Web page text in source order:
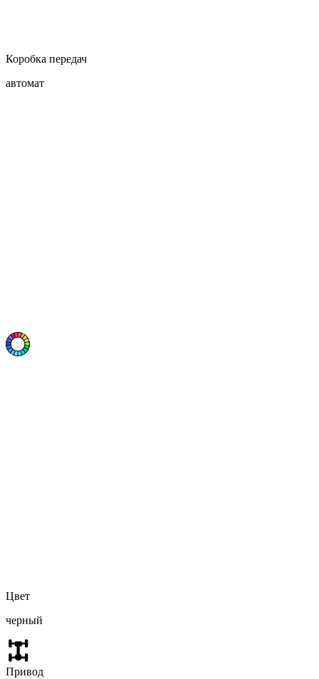
Коробка передач
автомат
Цвет
черный
Привод